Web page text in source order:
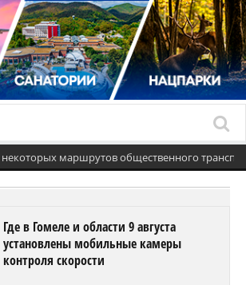
маршрутов общественного
Где в Гомеле и области 9 августа
установлены мобильные камеры
контроля скорости